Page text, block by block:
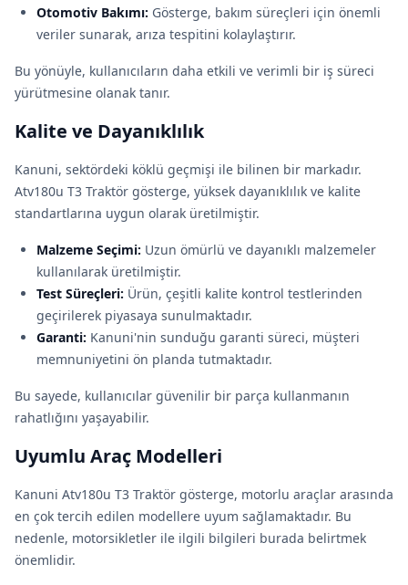
Otomotiv Bakımı: Gösterge, bakım süreçleri için önemli
veriler sunarak, arıza tespitini kolaylaştırır.
Bu yönüyle, kullanıcıların daha etkili ve verimli bir iş süreci
yürütmesine olanak tanır.
Kalite ve Dayanıklılık
Kanuni, sektördeki köklü geçmişi ile bilinen bir markadır.
Atv180u T3 Traktör gösterge, yüksek dayanıklılık ve kalite
standartlarına uygun olarak üretilmiştir.
Malzeme Seçimi: Uzun ömürlü ve dayanıklı malzemeler
kullanılarak üretilmiştir.
Test Süreçleri: Ürün, çeşitli kalite kontrol testlerinden
geçirilerek piyasaya sunulmaktadır.
Garanti: Kanuni'nin sunduğu garanti süreci, müşteri
memnuniyetini ön planda tutmaktadır.
Bu sayede, kullanıcılar güvenilir bir parça kullanmanın
rahatlığını yaşayabilir.
Uyumlu Araç Modelleri
Kanuni Atv180u T3 Traktör gösterge, motorlu araçlar arasında
en çok tercih edilen modellere uyum sağlamaktadır. Bu
nedenle, motorsikletler ile ilgili bilgileri burada belirtmek
önemlidir.